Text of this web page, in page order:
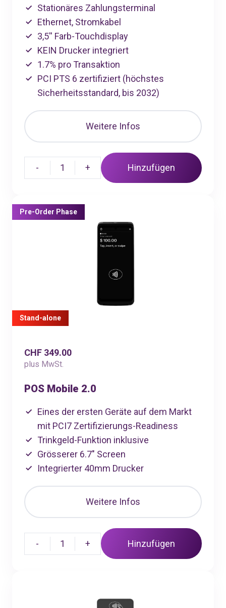
Stationäres Zahlungsterminal
Ethernet, Stromkabel
3,5'' Farb-Touchdisplay
KEIN Drucker integriert
1.7% pro Transaktion
PCI PTS 6 zertifiziert (höchstes
Sicherheitsstandard, bis 2032)
Weitere Infos
- 1 + Hinzufügen
Pre-Order Phase
Stand-alone
CHF 349.00
plus MwSt.
POS Mobile 2.0
Eines der ersten Geräte auf dem Markt
mit PCI7 Zertifizierungs-Readiness
Trinkgeld-Funktion inklusive
Grösserer 6.7" Screen
Integrierter 40mm Drucker
Weitere Infos
- 1 + Hinzufügen